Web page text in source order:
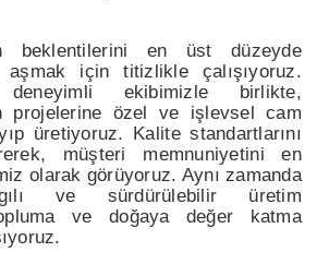
beklentilerini en üst düzeyde
aşmak için titizlikle çalışıyoruz.
ekibimizle birlikte,
projelerine özel ve işlevsel cam
üretiyoruz. Kalite standartlarını
müşteri memnuniyetini en
olarak görüyoruz. Aynı zamanda
ve sürdürülebilir üretim
ve doğaya değer katma